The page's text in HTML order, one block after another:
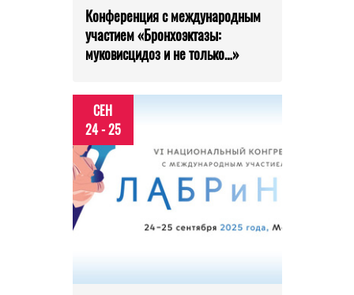
Конференция с международным
участием «Бронхоэктазы:
муковисцидоз и не только…»
СЕН
24 - 25